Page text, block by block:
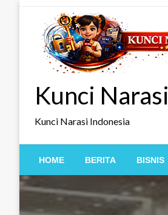
Kunci Narasi
Kunci Narasi Indonesia
HOME BERITA BISNIS